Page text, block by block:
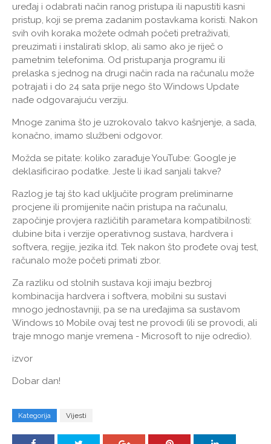
uređaj i odabrati način ranog pristupa ili napustiti kasni
pristup, koji se prema zadanim postavkama koristi. Nakon
svih ovih koraka možete odmah početi pretraživati,
preuzimati i instalirati sklop, ali samo ako je riječ o
pametnim telefonima. Od pristupanja programu ili
prelaska s jednog na drugi način rada na računalu može
potrajati i do 24 sata prije nego što Windows Update
nađe odgovarajuću verziju.
Mnoge zanima što je uzrokovalo takvo kašnjenje, a sada,
konačno, imamo službeni odgovor.
Možda se pitate: koliko zarađuje YouTube: Google je
deklasificirao podatke. Jeste li ikad sanjali takve?
Razlog je taj što kad uključite program preliminarne
procjene ili promijenite način pristupa na računalu,
započinje provjera različitih parametara kompatibilnosti:
dubine bita i verzije operativnog sustava, hardvera i
softvera, regije, jezika itd. Tek nakon što prođete ovaj test,
računalo može početi primati zbor.
Za razliku od stolnih sustava koji imaju bezbroj
kombinacija hardvera i softvera, mobilni su sustavi
mnogo jednostavniji, pa se na uređajima sa sustavom
Windows 10 Mobile ovaj test ne provodi (ili se provodi, ali
traje mnogo manje vremena - Microsoft to nije odredio).
izvor
Dobar dan!
Kategorija Vijesti